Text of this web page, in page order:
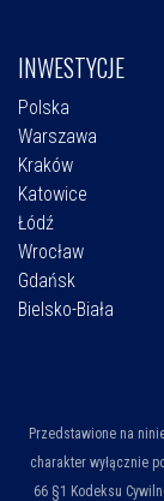
INWESTYCJE
Polska
Warszawa
Kraków
Katowice
Łódź
Wrocław
Gdańsk
Bielsko-Biała
Przedstawione na
charakter wyłącznie
66 §1 Kodeksu